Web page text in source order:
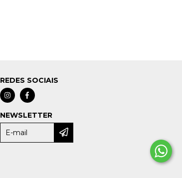
REDES SOCIAIS
NEWSLETTER